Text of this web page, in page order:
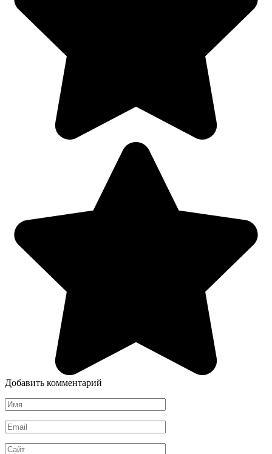
Добавить комментарий
Имя
*
Email
*
Сайт